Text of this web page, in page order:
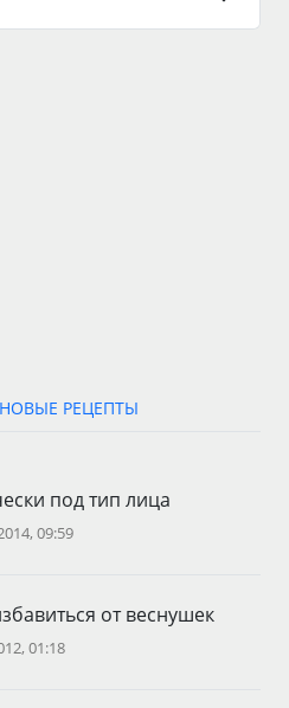
НОВЫЕ РЕЦЕПТЫ
под тип лица
09:59
от веснушек
01:18